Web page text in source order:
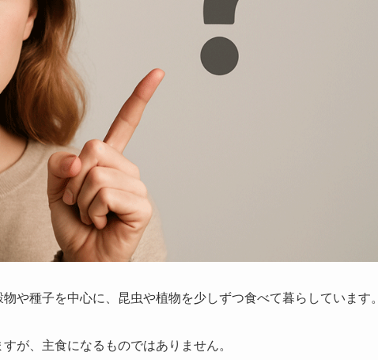
や種子を中心に、昆虫や植物を少しずつ食べて暮らしています。
が、主食になるものではありません。